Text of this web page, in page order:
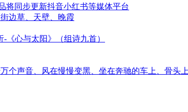
将同步更新抖音小红书等媒体平台
边草、天壁、晚霞
《心与太阳》（组诗九首）
个声音、风在慢慢变黑、坐在奔驰的车上、骨头